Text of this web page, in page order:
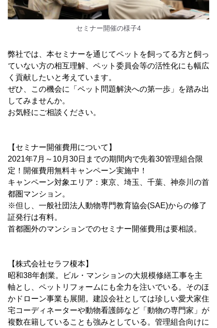
セミナー開催の様子4
弊社では、本セミナーを通じてペットを飼ってる方と飼っ
ていない方の相互理解、ペット委員会等の活性化にも幅広
く貢献したいと考えています。
ぜひ、この機会に「ペット問題解決への第一歩」を踏み出
してみませんか。
お気軽にご相談ください。
【セミナー開催費用について】
2021年7月～10月30日までの期間内で先着30管理組合限
定！開催費用無料キャンペーン実施中！
キャンペーン対象エリア：東京、埼玉、千葉、神奈川の首
都圏マンション。
※但し、一般社団法人動物専門教育協会(SAE)からの修了
証発行は有料。
首都圏外のマンションでのセミナー開催費用は要相談。
【株式会社セラフ榎本】
昭和38年創業。ビル・マンションの大規模修繕工事を主
軸とし、ペットリフォームにも全力を注いでいる。そのほ
かドローン事業も展開。建設会社としては珍しい愛犬家住
宅コーディネーターや動物看護師など「動物の専門家」が
複数在籍していることも強みとしている。管理組合向けに